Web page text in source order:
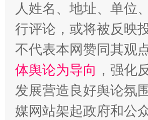
“蜀中异人”王建安的艺术幻境
人姓名、地址、单位
行评论，或将被反映
不代表本网赞同其观
体舆论为导向 ，强化
发展营造良好舆论氛
媒网站架起政府和公